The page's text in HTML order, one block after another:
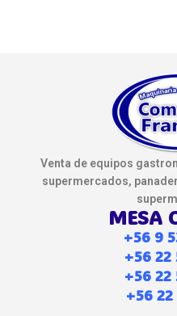
Venta de equipos
supermercados,
MESA
+56 9
+56 22
+56 22
+56 22